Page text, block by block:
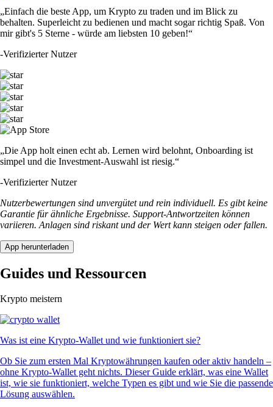
„Einfach die beste App, um Krypto zu traden und im Blick zu
behalten. Superleicht zu bedienen und macht sogar richtig Spaß. Von
mir gibt's 5 Sterne - würde am liebsten 10 geben!“
-Verifizierter Nutzer
„Die App holt einen echt ab. Lernen wird belohnt, Onboarding ist
simpel und die Investment-Auswahl ist riesig.“
-Verifizierter Nutzer
Nutzerbewertungen sind unvergütet und rein individuell. Es gibt keine
Garantie für ähnliche Ergebnisse. Support-Antwortzeiten können
variieren. Anlagen sind riskant und der Wert kann steigen oder fallen.
App herunterladen
Guides und Ressourcen
Krypto meistern
Was ist eine Krypto-Wallet und wie funktioniert sie?
Ob Sie zum ersten Mal Kryptowährungen kaufen oder aktiv handeln –
ohne Krypto-Wallet geht nichts. Dieser Guide erklärt, was eine Wallet
ist, wie sie funktioniert, welche Typen es gibt und wie Sie die passende
Lösung auswählen.